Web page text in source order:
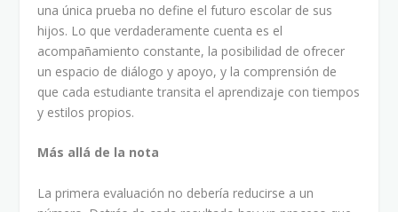
una única prueba no define el futuro escolar de sus
hijos. Lo que verdaderamente cuenta es el
acompañamiento constante, la posibilidad de ofrecer
un espacio de diálogo y apoyo, y la comprensión de
que cada estudiante transita el aprendizaje con tiempos
y estilos propios.
Más allá de la nota
La primera evaluación no debería reducirse a un